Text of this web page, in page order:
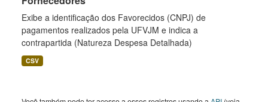
Exibe a identificação dos Favorecidos (CNPJ) de
pagamentos realizados pela UFVJM e indica a
contrapartida (Natureza Despesa Detalhada)
CSV